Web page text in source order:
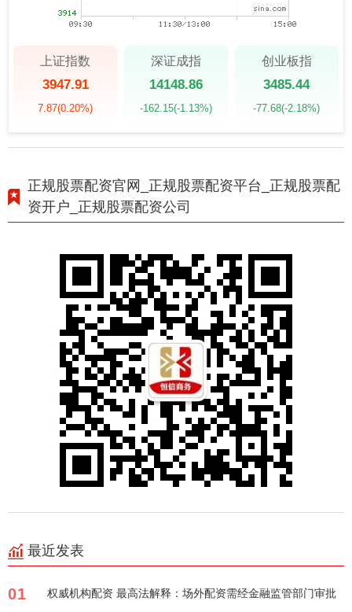
上证指数
3947.91
7.87(0.20%)
深证成指
14148.86
-162.15(-1.13%)
创业板指
3485.44
-77.68(-2.18%)
正规股票配资官网_正规股票配资平台_正规股票配
资开户_正规股票配资公司
最近发表
01 权威机构配资 最高法解释：场外配资需经金融监管部门审批